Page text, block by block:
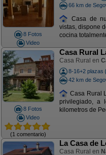
8 Fotos
Video
66 km de
Casa de
vistas, dispone
cocina
8 Fotos
Video
(1 comentario)
Casa Rural
Casa Rural en
8-16+2 plazas
42 km de
Casa Rural
privilegiado, a
kilometros de
La Casa de
Casa Rural en